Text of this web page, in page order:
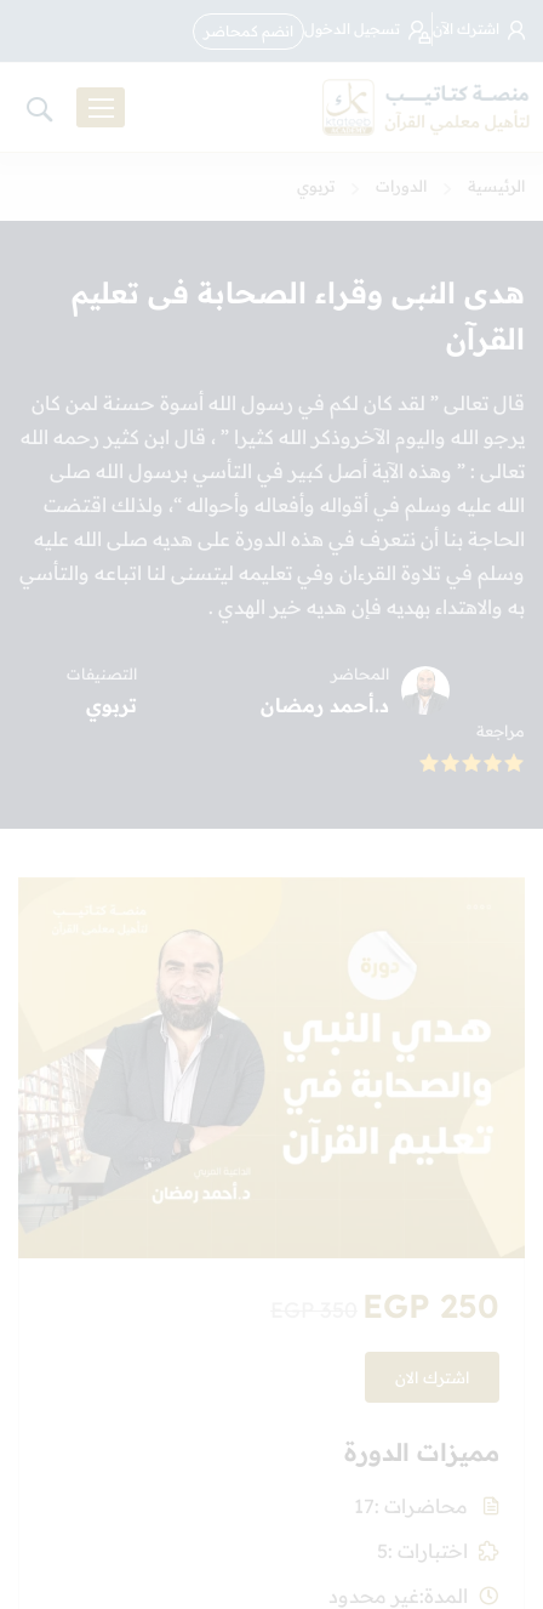
اشترك الآن تسجيل الدخول انضم كمحاضر
الرئيسية الدورات تربوي
هدى النبى وقراء الصحابة فى تعليم
القرآن
قال تعالى ” لقد كان لكم في رسول الله أسوة حسنة لمن كان
يرجو الله واليوم الآخروذكر الله كثيرا ” ، قال ابن كثير رحمه الله
تعالى : ” وهذه الآية أصل كبير في التأسي برسول الله صلى
الله عليه وسلم في أقواله وأفعاله وأحواله “، ولذلك اقتضت
الحاجة بنا أن نتعرف في هذه الدورة على هديه صلى الله عليه
وسلم في تلاوة القرءان وفي تعليمه ليتسنى لنا اتباعه والتأسي
به والاهتداء بهديه فإن هديه خير الهدي .
المحاضر
د.أحمد رمضان
التصنيفات
تربوي
مراجعة
EGP 250
اشترك الان
مميزات الدورة
محاضرات 17
اختبارات 5
المدة غير محدود